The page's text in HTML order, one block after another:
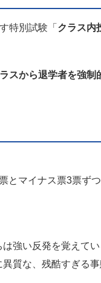
特別試験「 クラス内
スから退学者を強制
とマイナス票3票ず
強い反発を覚えてい
質な、残酷すぎる事